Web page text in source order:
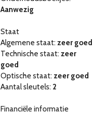
Aanwezig
Staat
Algemene staat: zeer goed
Technische staat: zeer
goed
Optische staat: zeer goed
Aantal sleutels: 2
Financiële informatie